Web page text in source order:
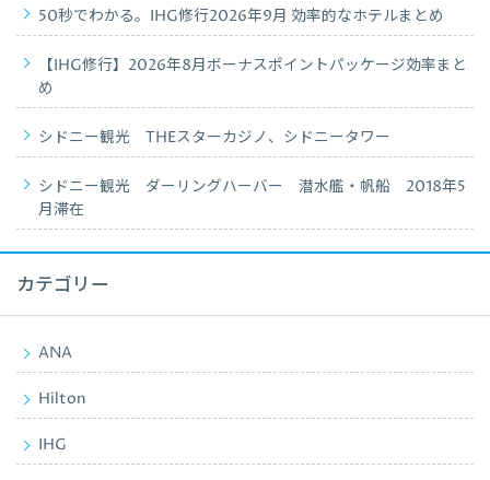
50秒でわかる。IHG修行2026年9月 効率的なホテルまとめ
【IHG修行】2026年8月ボーナスポイントパッケージ効率まと
め
シドニー観光 THEスターカジノ、シドニータワー
シドニー観光 ダーリングハーバー 潜水艦・帆船 2018年5
月滞在
カテゴリー
ANA
Hilton
IHG